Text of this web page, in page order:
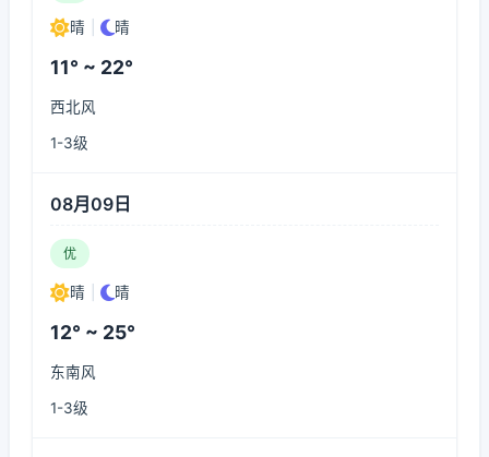
晴 晴
11° ~ 22°
西北风
1-3级
08月09日
优
晴 晴
12° ~ 25°
东南风
1-3级